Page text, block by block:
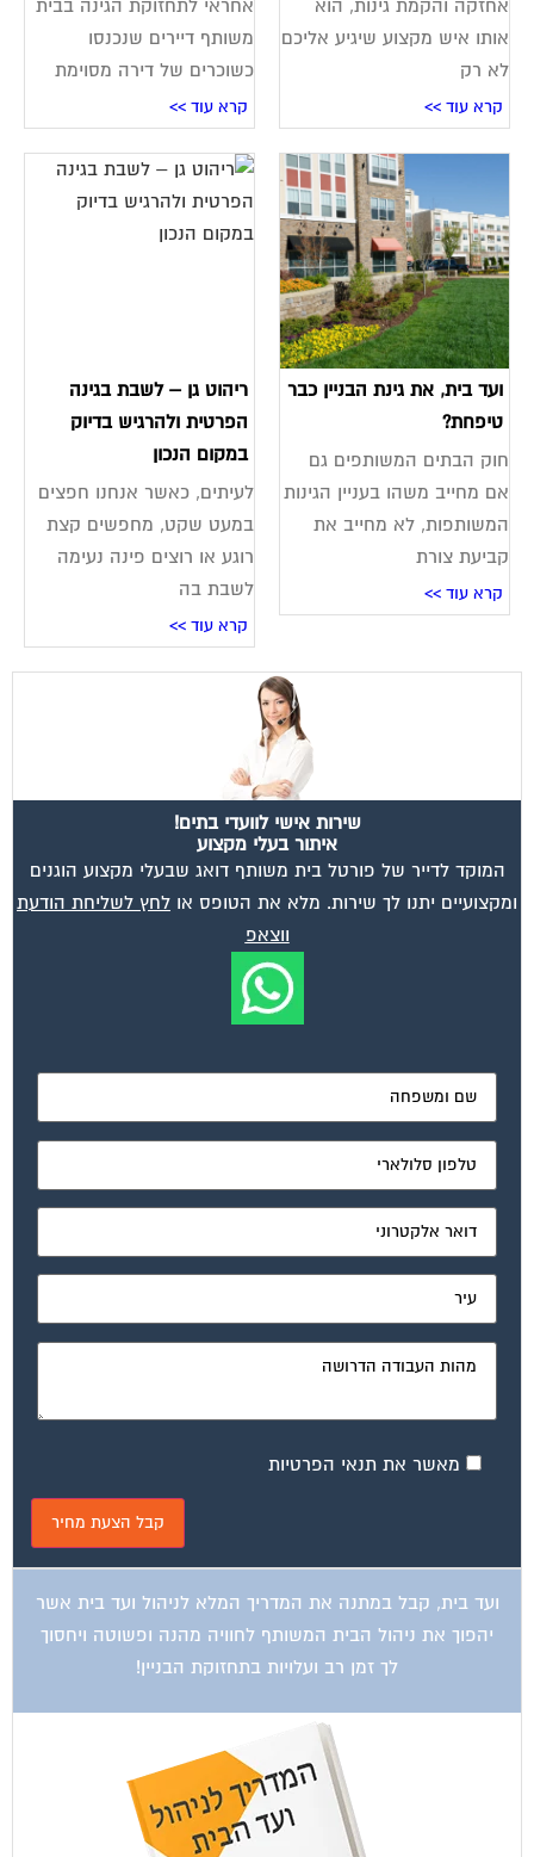
אחזקה והקמת גינות, הוא
אותו איש מקצוע שיגיע אליכם
לא רק
קרא עוד >>
אחראי לתחזוקת הגינה בבית
משותף דיירים שנכנסו
כשוכרים של דירה מסוימת
קרא עוד >>
ועד בית, את גינת הבניין כבר
טיפחת?
חוק הבתים המשותפים גם
אם מחייב משהו בעניין הגינות
המשותפות, לא מחייב את
קביעת צורת
קרא עוד >>
ריהוט גן – לשבת בגינה
הפרטית ולהרגיש בדיוק
במקום הנכון
לעיתים, כאשר אנחנו חפצים
במעט שקט, מחפשים קצת
רוגע או רוצים פינה נעימה
לשבת בה
קרא עוד >>
שירות אישי לוועדי בתים!
איתור בעלי מקצוע
המוקד לדייר של פורטל בית משותף דואג שבעלי מקצוע הוגנים
ומקצועיים יתנו לך שירות. מלא את הטופס או לחץ לשליחת הודעת
ווצאפ
מאשר את תנאי הפרטיות
ועד בית, קבל במתנה את המדריך המלא לניהול ועד בית אשר
יהפוך את ניהול הבית המשותף לחוויה מהנה ופשוטה ויחסוך
לך זמן רב ועלויות בתחזוקת הבניין!